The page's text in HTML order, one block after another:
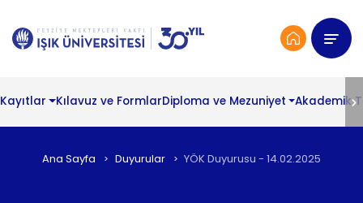
Kayıtlar Kılavuz ve FormlarDiploma ve Mezuniyet Akademik
Ana Sayfa Duyurular YÖK Duyurusu - 14.02.2025